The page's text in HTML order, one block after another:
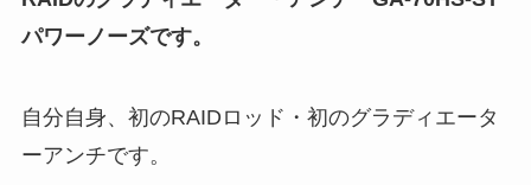
パワーノーズです。
自分自身、初のRAIDロッド・初のグラディエータ
ーアンチです。